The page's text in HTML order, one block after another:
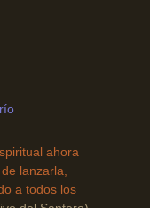
ahora
lanzarla,
a todos los